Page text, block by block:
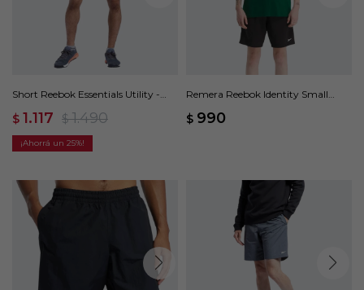
Short Reebok Essentials Utility -
$ 1.117 $ 1.490
25
Remera Reebok Identity Small
$ 990